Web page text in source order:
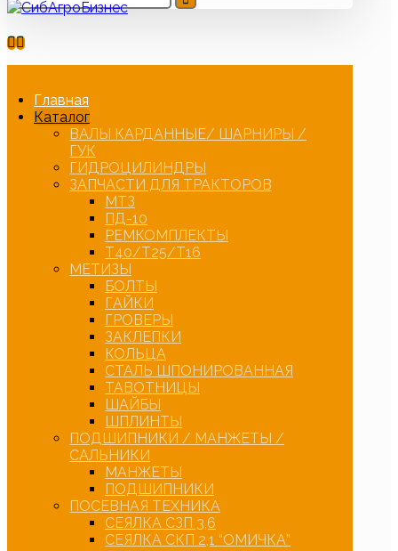
Главная
Каталог
ВАЛЫ КАРДАННЫЕ/ ШАРНИРЫ /
ГУК
ГИДРОЦИЛИНДРЫ
ЗАПЧАСТИ ДЛЯ ТРАКТОРОВ
МТЗ
ПД-10
РЕМКОМПЛЕКТЫ
Т40/Т25/Т16
МЕТИЗЫ
БОЛТЫ
ГАЙКИ
ГРОВЕРЫ
ЗАКЛЕПКИ
КОЛЬЦА
СТАЛЬ ШПОНИРОВАННАЯ
ТАВОТНИЦЫ
ШАЙБЫ
ШПЛИНТЫ
ПОДШИПНИКИ / МАНЖЕТЫ /
САЛЬНИКИ
МАНЖЕТЫ
ПОДШИПНИКИ
ПОСЕВНАЯ ТЕХНИКА
СЕЯЛКА СЗП 3,6
СЕЯЛКА СКП 2,1 “ОМИЧКА”